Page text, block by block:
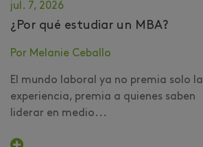
jul. 7, 2026
¿Por qué estudiar un MBA?
Por Melanie Ceballo
El mundo laboral ya no premia solo la
experiencia, premia a quienes saben
liderar en medio...